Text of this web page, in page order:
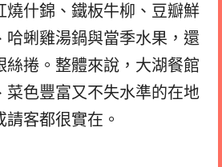
燒什錦、鐵板牛柳、豆瓣鮮
哈蜊雞湯鍋與當季水果，還
絲捲。整體來說，大湖餐館
菜色豐富又不失水準的在地
客都很實在。